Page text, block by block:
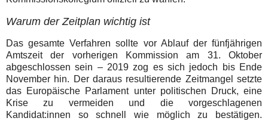
Warum der Zeitplan wichtig ist
Das gesamte Verfahren sollte vor Ablauf der fünfjährigen
Amtszeit der vorherigen Kommission am 31. Oktober
abgeschlossen sein – 2019 zog es sich jedoch bis Ende
November hin. Der daraus resultierende Zeitmangel setzte
das Europäische Parlament unter politischen Druck, eine
Krise zu vermeiden und die vorgeschlagenen
Kandidat:innen so schnell wie möglich zu bestätigen.